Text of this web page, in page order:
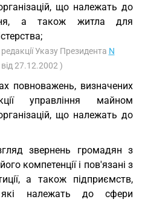
що належать до
а також житла для
Указу Президента N
від 27.12.2002 )
повноважень, визначених
управління майном
що належать до
звернень громадян з
компетенції і пов'язані з
а також підприємств,
які належать до сфери